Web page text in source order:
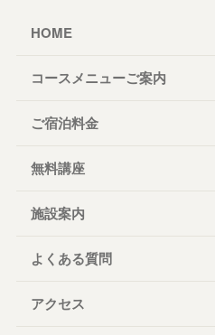
HOME
コースメニューご案内
ご宿泊料金
無料講座
施設案内
よくある質問
アクセス